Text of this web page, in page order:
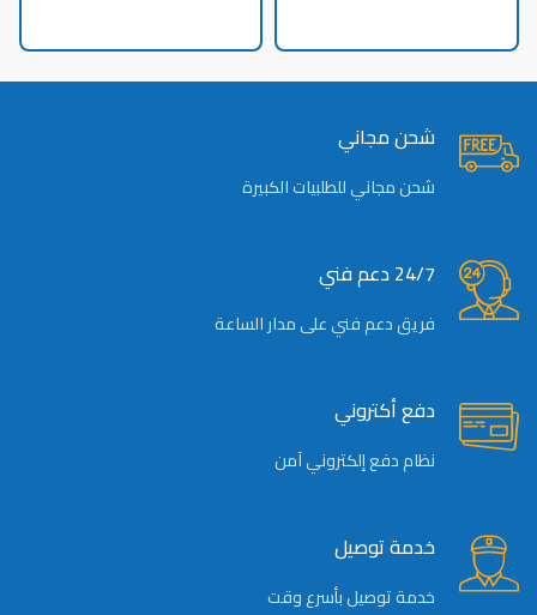
شحن مجاني
شحن مجاني للطلبيات الكبيرة
24/7 دعم فني
فريق دعم فني على مدار الساعة
دفع أكتروني
نظام دفع إلكتروني آمن
خدمة توصيل
خدمة توصيل بأسرع وقت